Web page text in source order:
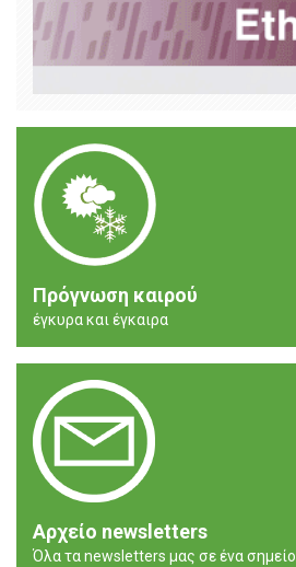
Πρόγνωση καιρού
έγκυρα και έγκαιρα
Αρχείο newsletters
Όλα τα newsletters μας σε ένα σημείο